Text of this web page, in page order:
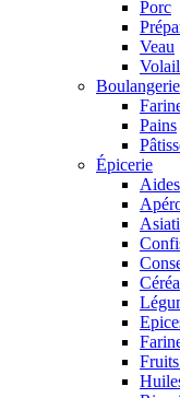
Porc
Veau
Boulangerie
Pains
Épicerie